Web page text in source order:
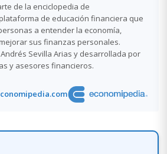
de la enciclopedia de
plataforma de educación financiera que
a entender la economía,
sus finanzas personales.
Sevilla Arias y desarrollada por
y asesores financieros.